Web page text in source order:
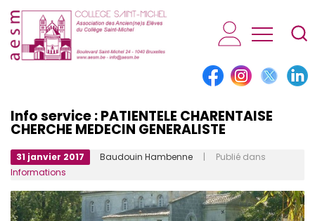
AESM...
Info service : PATIENTELE CHARENTAISE
CHERCHE MEDECIN GENERALISTE
31 janvier 2017 Baudouin Hambenne | Publié dans
Informations